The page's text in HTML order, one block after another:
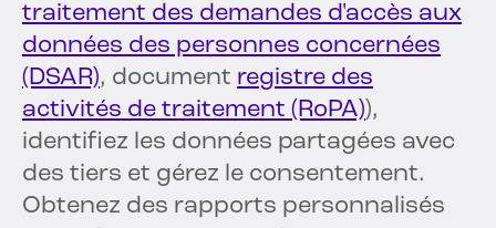
traitement des demandes d'accès aux
données des personnes concernées
(DSAR), document registre des
activités de traitement (RoPA)),
identifiez les données partagées avec
des tiers et gérez le consentement.
Obtenez des rapports personnalisés